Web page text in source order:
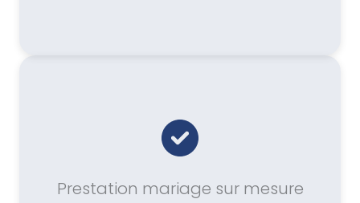
Prestation mariage sur mesure